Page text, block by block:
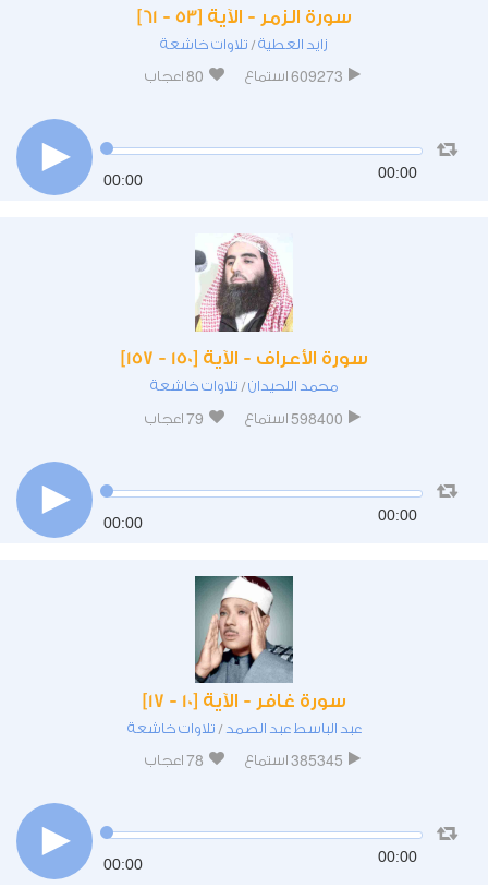
سورة الزمر - الآية [53 - 61]
زايد العطية/ تلاوات خاشعة
609273 استماع 80 اعجاب
00:00 00:00
سورة الأعراف - الآية [150 - 157]
محمد اللحيدان/ تلاوات خاشعة
598400 استماع 79 اعجاب
00:00 00:00
سورة غافر - الآية [10 - 17]
عبد الباسط عبد الصمد / تلاوات خاشعة
385345 استماع 78 اعجاب
00:00 00:00